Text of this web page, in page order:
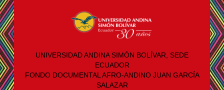
UNIVERSIDAD ANDINA SIMÓN BOLÍVAR, SEDE
ECUADOR
FONDO DOCUMENTAL AFRO-ANDINO JUAN GARCÍA
SALAZAR